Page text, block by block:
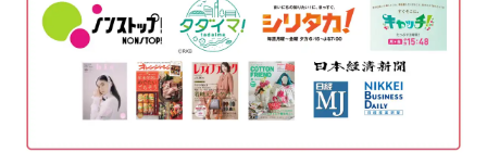
も◎
アレンジは自由自在なので、ぜひマスターして様々なアレ
ンジを楽しみながらサロンワークに活かしてみてください
シールを貼る 17:17
ゴールドパーツをのせる
マットトップでコーティングする